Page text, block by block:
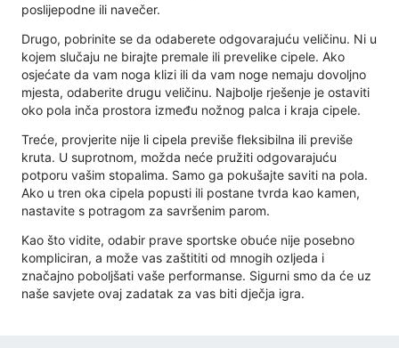
poslijepodne ili navečer.
Drugo, pobrinite se da odaberete odgovarajuću veličinu. Ni u
kojem slučaju ne birajte premale ili prevelike cipele. Ako
osjećate da vam noga klizi ili da vam noge nemaju dovoljno
mjesta, odaberite drugu veličinu. Najbolje rješenje je ostaviti
oko pola inča prostora između nožnog palca i kraja cipele.
Treće, provjerite nije li cipela previše fleksibilna ili previše
kruta. U suprotnom, možda neće pružiti odgovarajuću
potporu vašim stopalima. Samo ga pokušajte saviti na pola.
Ako u tren oka cipela popusti ili postane tvrda kao kamen,
nastavite s potragom za savršenim parom.
Kao što vidite, odabir prave sportske obuće nije posebno
kompliciran, a može vas zaštititi od mnogih ozljeda i
značajno poboljšati vaše performanse. Sigurni smo da će uz
naše savjete ovaj zadatak za vas biti dječja igra.